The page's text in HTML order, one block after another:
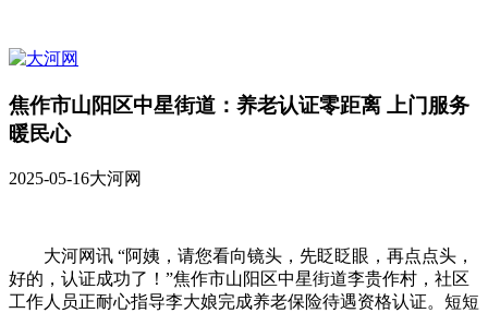
焦作市山阳区中星街道：养老认证零距离 上门服务
暖民心
2025-05-16大河网
大河网讯 “阿姨，请您看向镜头，先眨眨眼，再点点头，
好的，认证成功了！”焦作市山阳区中星街道李贵作村，社区
工作人员正耐心指导李大娘完成养老保险待遇资格认证。短短